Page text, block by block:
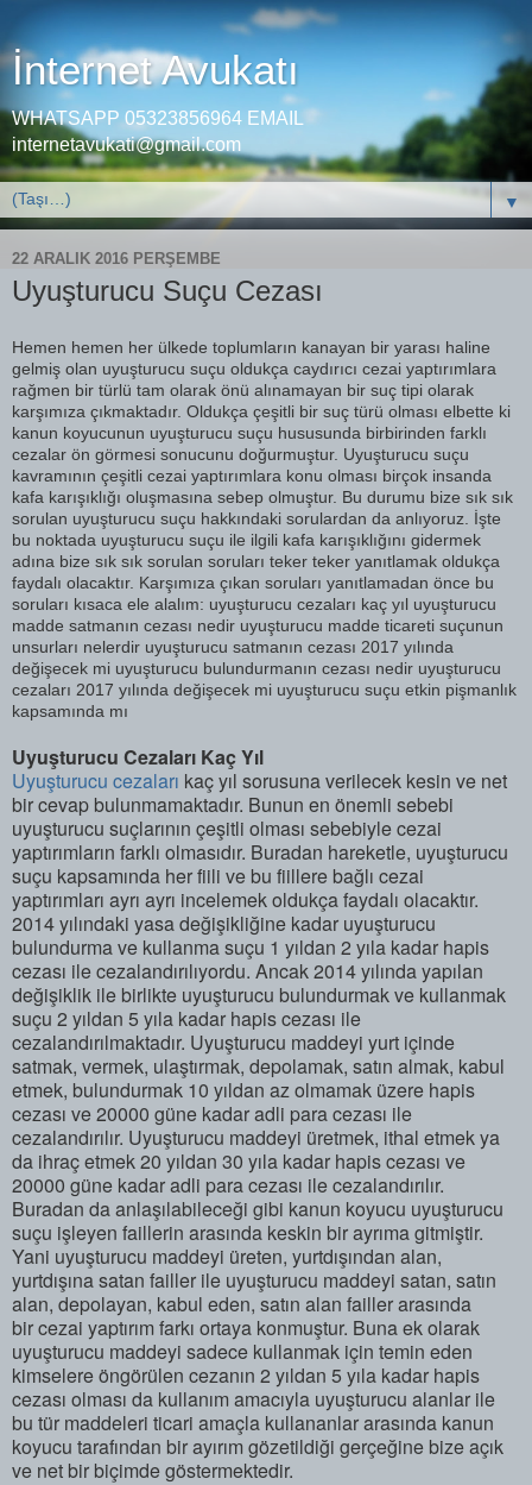
İnternet Avukatı
WHATSAPP 05323856964 EMAIL
internetavukati@gmail.com
▼
22 ARALIK 2016 PERŞEMBE
Uyuşturucu Suçu Cezası
Hemen hemen her ülkede toplumların kanayan bir yarası haline
gelmiş olan uyuşturucu suçu oldukça caydırıcı cezai yaptırımlara
rağmen bir türlü tam olarak önü alınamayan bir suç tipi olarak
karşımıza çıkmaktadır. Oldukça çeşitli bir suç türü olması elbette ki
kanun koyucunun uyuşturucu suçu hususunda birbirinden farklı
cezalar ön görmesi sonucunu doğurmuştur. Uyuşturucu suçu
kavramının çeşitli cezai yaptırımlara konu olması birçok insanda
kafa karışıklığı oluşmasına sebep olmuştur. Bu durumu bize sık sık
sorulan uyuşturucu suçu hakkındaki sorulardan da anlıyoruz. İşte
bu noktada uyuşturucu suçu ile ilgili kafa karışıklığını gidermek
adına bize sık sık sorulan soruları teker teker yanıtlamak oldukça
faydalı olacaktır. Karşımıza çıkan soruları yanıtlamadan önce bu
soruları kısaca ele alalım: uyuşturucu cezaları kaç yıl uyuşturucu
madde satmanın cezası nedir uyuşturucu madde ticareti suçunun
unsurları nelerdir uyuşturucu satmanın cezası 2017 yılında
değişecek mi uyuşturucu bulundurmanın cezası nedir uyuşturucu
cezaları 2017 yılında değişecek mi uyuşturucu suçu etkin pişmanlık
kapsamında mı
Uyuşturucu Cezaları Kaç Yıl
Uyuşturucu cezaları kaç yıl sorusuna verilecek kesin ve net
bir cevap bulunmamaktadır. Bunun en önemli sebebi
uyuşturucu suçlarının çeşitli olması sebebiyle cezai
yaptırımların farklı olmasıdır. Buradan hareketle, uyuşturucu
suçu kapsamında her fiili ve bu fiillere bağlı cezai
yaptırımları ayrı ayrı incelemek oldukça faydalı olacaktır.
2014 yılındaki yasa değişikliğine kadar uyuşturucu
bulundurma ve kullanma suçu 1 yıldan 2 yıla kadar hapis
cezası ile cezalandırılıyordu. Ancak 2014 yılında yapılan
değişiklik ile birlikte uyuşturucu bulundurmak ve kullanmak
suçu 2 yıldan 5 yıla kadar hapis cezası ile
cezalandırılmaktadır. Uyuşturucu maddeyi yurt içinde
satmak, vermek, ulaştırmak, depolamak, satın almak, kabul
etmek, bulundurmak 10 yıldan az olmamak üzere hapis
cezası ve 20000 güne kadar adli para cezası ile
cezalandırılır. Uyuşturucu maddeyi üretmek, ithal etmek ya
da ihraç etmek 20 yıldan 30 yıla kadar hapis cezası ve
20000 güne kadar adli para cezası ile cezalandırılır.
Buradan da anlaşılabileceği gibi kanun koyucu uyuşturucu
suçu işleyen faillerin arasında keskin bir ayrıma gitmiştir.
Yani uyuşturucu maddeyi üreten, yurtdışından alan,
yurtdışına satan failler ile uyuşturucu maddeyi satan, satın
alan, depolayan, kabul eden, satın alan failler arasında
bir cezai yaptırım farkı ortaya konmuştur. Buna ek olarak
uyuşturucu maddeyi sadece kullanmak için temin eden
kimselere öngörülen cezanın 2 yıldan 5 yıla kadar hapis
cezası olması da kullanım amacıyla uyuşturucu alanlar ile
bu tür maddeleri ticari amaçla kullananlar arasında kanun
koyucu tarafından bir ayırım gözetildiği gerçeğine bize açık
ve net bir biçimde göstermektedir.